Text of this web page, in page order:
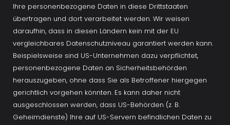
Ihre personenbezogene Daten in diese Drittstaaten
übertragen und dort verarbeitet werden. Wir weisen
daraufhin, dass in diesen Ländern kein mit der EU
vergleichbares Datenschutzniveau garantiert werden kann.
Beispielsweise sind US-Unternehmen dazu verpflichtet,
personenbezogene Daten an Sicherheitsbehörden
herauszugeben, ohne dass Sie als Betroffener hiergegen
gerichtlich vorgehen könnten. Es kann daher nicht
ausgeschlossen werden, dass US-Behörden (z. B.
Geheimdienste) Ihre auf US-Servern befindlichen Daten zu